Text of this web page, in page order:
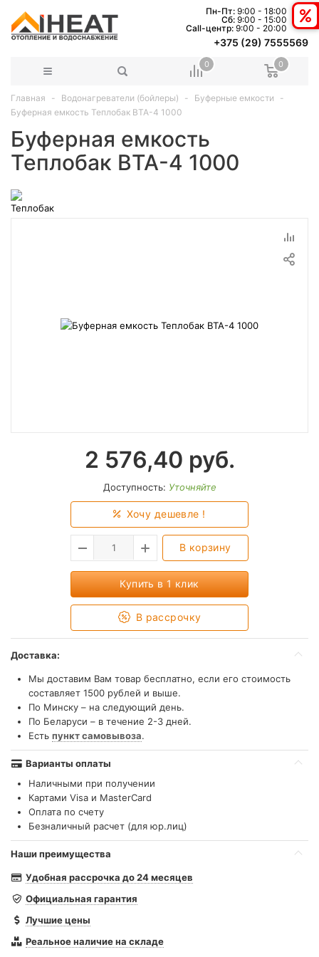
Пн-Пт: 9:00 - 18:00
Сб: 9:00 - 15:00
Сall-центр: 9:00 - 20:00
+375 (29) 7555569
0 0
Главная Водонагреватели (бойлеры)
Буферные емкости
Буферная емкость Теплобак ВТА-4 1000
Буферная емкость
Теплобак ВТА-4 1000
2 576,40 руб.
Доступность: Уточняйте
Хочу дешевле !
В корзину
Купить в 1 клик
В рассрочку
Доставка:
Мы доставим Вам товар бесплатно, если его стоимость
составляет 1500 рублей и выше.
По Минску – на следующий день.
По Беларуси – в течение 2-3 дней.
Есть пункт самовывоза.
Варианты оплаты
Наличными при получении
Картами Visa и MasterCard
Оплата по счету
Безналичный расчет (для юр.лиц)
Наши преимущества
Удобная рассрочка до 24 месяцев
Официальная гарантия
Лучшие цены
Реальное наличие на складе